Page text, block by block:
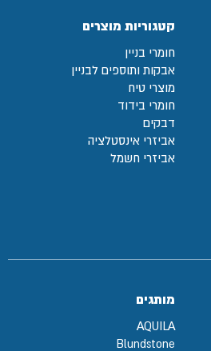
קטגוריות מוצרים
חומרי בניין
אבקות ותוספים לבניין
מוצרי טיח
חומרי בידוד
דבקים
אביזרי אינסטלציה
אביזרי חשמל
מותגים
AQUILA
Blundstone